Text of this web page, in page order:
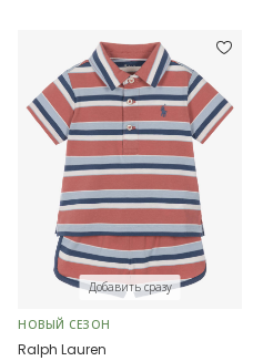
Добавить сразу
НОВЫЙ СЕЗОН
Ralph Lauren